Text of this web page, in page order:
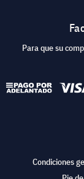
Para que su
Condiciones